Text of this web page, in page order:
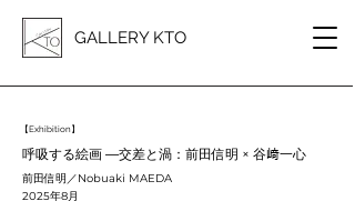
GALLERY KTO
【Exhibition】
呼吸する絵画 ―交差と渦：前田信明 × 谷﨑一心
前田信明／Nobuaki MAEDA
2025年8月